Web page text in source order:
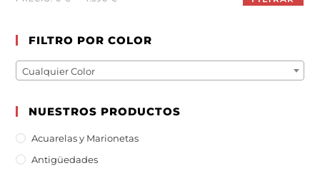
FILTRO POR COLOR
Cualquier Color
NUESTROS PRODUCTOS
Acuarelas y Marionetas
Antigüedades